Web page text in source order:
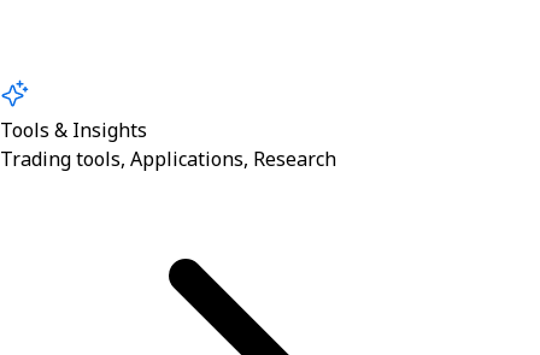
Tools & Insights
Trading tools, Applications, Research